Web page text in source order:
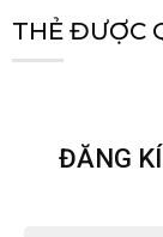
THẺ ĐƯỢC
ĐĂNG